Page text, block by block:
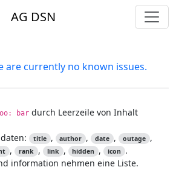
AG DSN
are currently no known issues.
bar durch Leerzeile von Inhalt
title , author , date , outage ,
, rank , link , hidden , icon .
information nehmen eine Liste.